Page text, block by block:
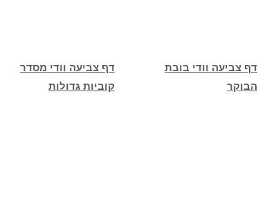
דף צביעה וודי מסדר
קוביות גדולות
דף צביעה וודי בובת
הבוקר